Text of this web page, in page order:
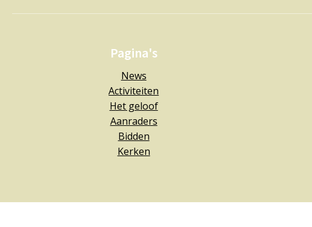
Pagina's
News
Activiteiten
Het geloof
Aanraders
Bidden
Kerken